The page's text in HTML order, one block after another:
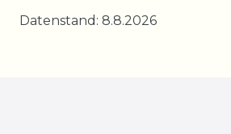
Datenstand: 8.8.2026